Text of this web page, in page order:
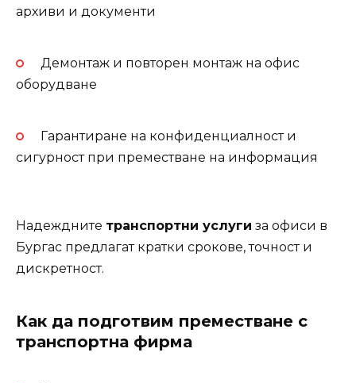
архиви и документи
Демонтаж и повторен монтаж на офис
оборудване
Гарантиране на конфиденциалност и
сигурност при преместване на информация
Надеждните транспортни услуги за офиси в
Бургас предлагат кратки срокове, точност и
дискретност.
Как да подготвим преместване с
транспортна фирма